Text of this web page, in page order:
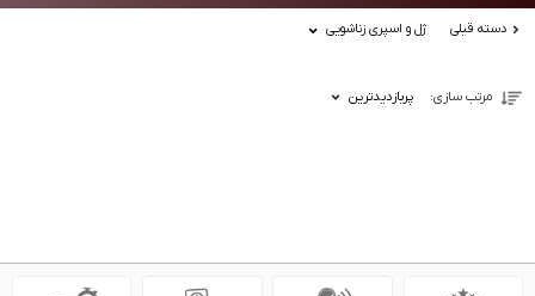
دسته قبلی ژل و اسپری زناشویی
مرتب سازی: پربازدیدترین